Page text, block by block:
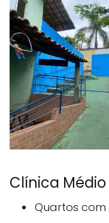
Clínica
Quartos com